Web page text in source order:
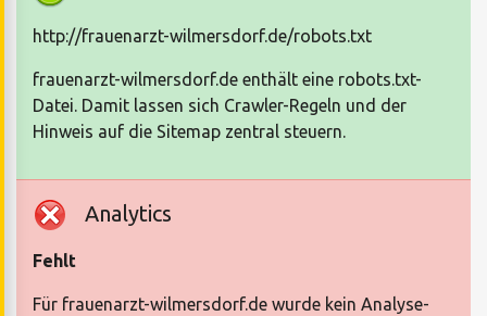
http://frauenarzt-wilmersdorf.de/robots.txt
frauenarzt-wilmersdorf.de enthält eine robots.txt-
Datei. Damit lassen sich Crawler-Regeln und der
Hinweis auf die Sitemap zentral steuern.
Analytics
Fehlt
Für frauenarzt-wilmersdorf.de wurde kein Analyse-